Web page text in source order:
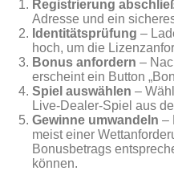
Registrierung
Adresse und ein
Identitätsprüfung –
hoch, um die
Bonus anfordern –
erscheint ein Button
Spiel auswählen –
Live‑Dealer‑Spiel aus
Gewinne umwandeln –
meist einer
Bonusbetrags
können.